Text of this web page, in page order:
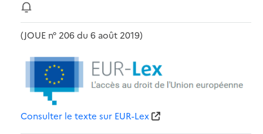
(JOUE n° 206 du 6 août 2019)
Consulter le texte sur EUR-Lex